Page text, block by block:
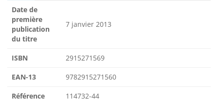
Date de
première
publication
du titre
7 janvier 2013
ISBN 2915271569
EAN-13 9782915271560
Référence 114732-44